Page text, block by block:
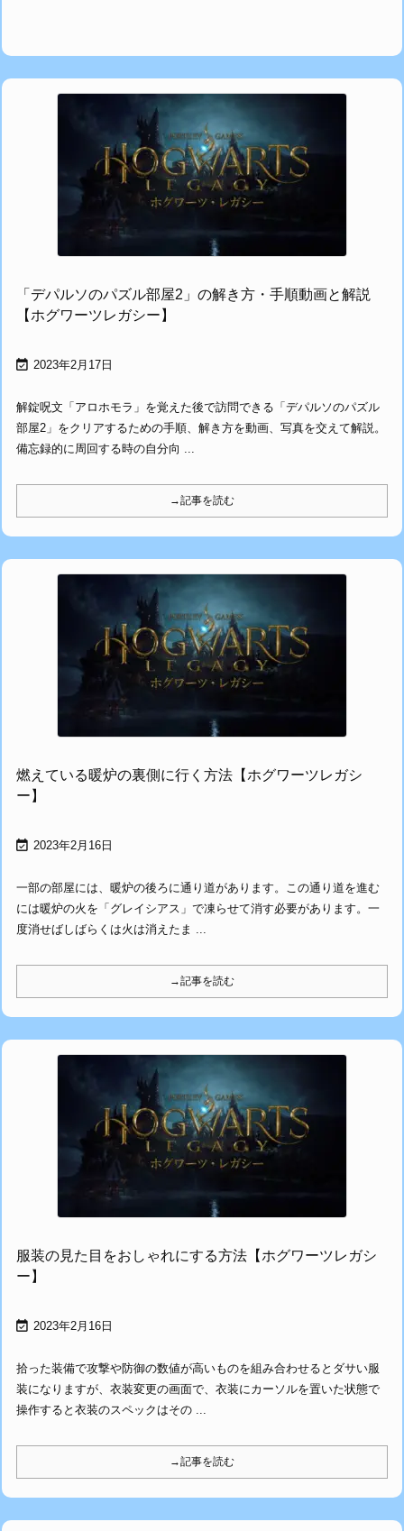
「デパルソのパズル部屋2」の解き方・手順動画と解説
【ホグワーツレガシー】
 2023年2月17日
解錠呪文「アロホモラ」を覚えた後で訪問できる「デパルソのパズル
部屋2」をクリアするための手順、解き方を動画、写真を交えて解説。
備忘録的に周回する時の自分向 ...
→記事を読む
燃えている暖炉の裏側に行く方法【ホグワーツレガシ
ー】
 2023年2月16日
一部の部屋には、暖炉の後ろに通り道があります。この通り道を進む
には暖炉の火を「グレイシアス」で凍らせて消す必要があります。一
度消せばしばらくは火は消えたま ...
→記事を読む
服装の見た目をおしゃれにする方法【ホグワーツレガシ
ー】
 2023年2月16日
拾った装備で攻撃や防御の数値が高いものを組み合わせるとダサい服
装になりますが、衣装変更の画面で、衣装にカーソルを置いた状態で
操作すると衣装のスペックはその ...
→記事を読む